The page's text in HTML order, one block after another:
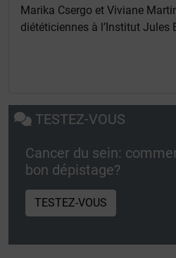
Marika Csergo et Viviane
diététiciennes à l’Institut Jules
TESTEZ-VOUS
Cancer du sein:
bon dépistage?
TESTEZ-VOUS